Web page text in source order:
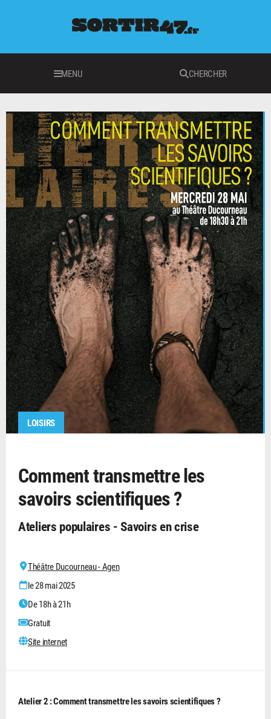
MENU CHERCHER
LOISIRS
Comment transmettre les
savoirs scientifiques ?
Ateliers populaires - Savoirs en crise
Théâtre Ducourneau - Agen
le 28 mai 2025
De 18h à 21h
Gratuit
Site internet
Atelier 2 : Comment transmettre les savoirs scientifiques ?